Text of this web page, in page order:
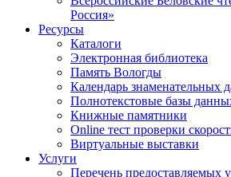
Россия»
Ресурсы
Каталоги
Электронная библиотека
Память Вологды
Календарь знаменательных
Полнотекстовые базы
Книжные памятники
Online тест проверки
Виртуальные выставки
Услуги
Перечень предоставляемых